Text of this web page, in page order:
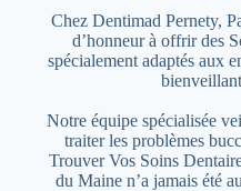
Chez Dentimad Pernety,
d’honneur à offrir des
spécialement adaptés aux
Notre équipe spécialisée
traiter les problèmes
Trouver Vos Soins
du Maine n’a jamais été